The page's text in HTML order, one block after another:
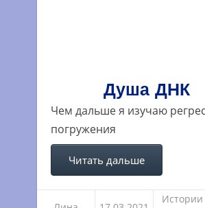
Душа ДНК
Чем дальше я изучаю
погружения
Читать дальше
Истории